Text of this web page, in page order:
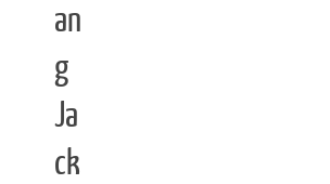
an
g
Ja
ck